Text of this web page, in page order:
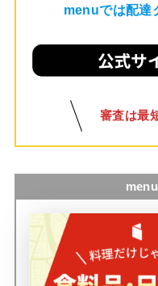
menuでは配達
審査は最